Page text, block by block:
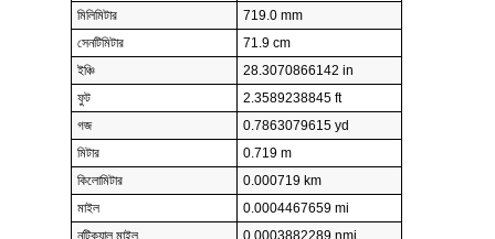
মিলিমিটার
719.0 mm
সেনটিমিটার
71.9 cm
ইঞ্চি
28.3070866142 in
ফুট
2.3589238845 ft
গজ
0.7863079615 yd
মিটার
0.719 m
কিলোমিটার
0.000719 km
মাইল
0.0004467659 mi